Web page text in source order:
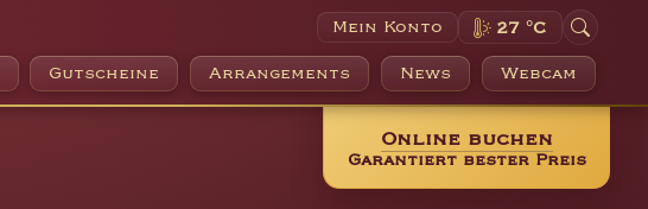
Gutscheine Arrangements News Webcam
Mein Konto 27 °C
Online buchen
Garantiert bester Preis